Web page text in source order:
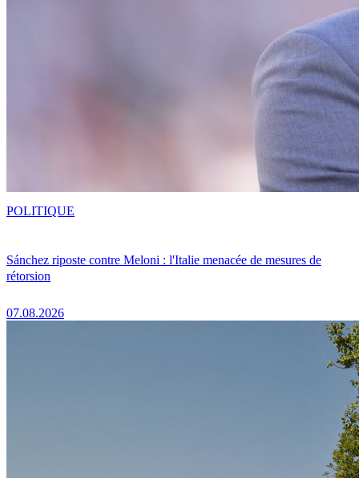
Sánchez riposte contre Meloni : l'Italie menacée de mesures de
rétorsion
07.08.2026
POLITIQUE